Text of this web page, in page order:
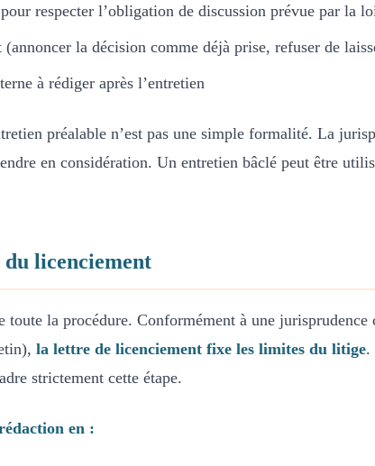
respecter l’obligation de discussion prévue par la
la décision comme déjà prise, refuser de
à rédiger après l’entretien
préalable n’est pas une simple formalité. La
en considération. Un entretien bâclé peut être
licenciement
toute la procédure. Conformément à une
la lettre de licenciement fixe les limites du litige.
strictement cette étape.
en :